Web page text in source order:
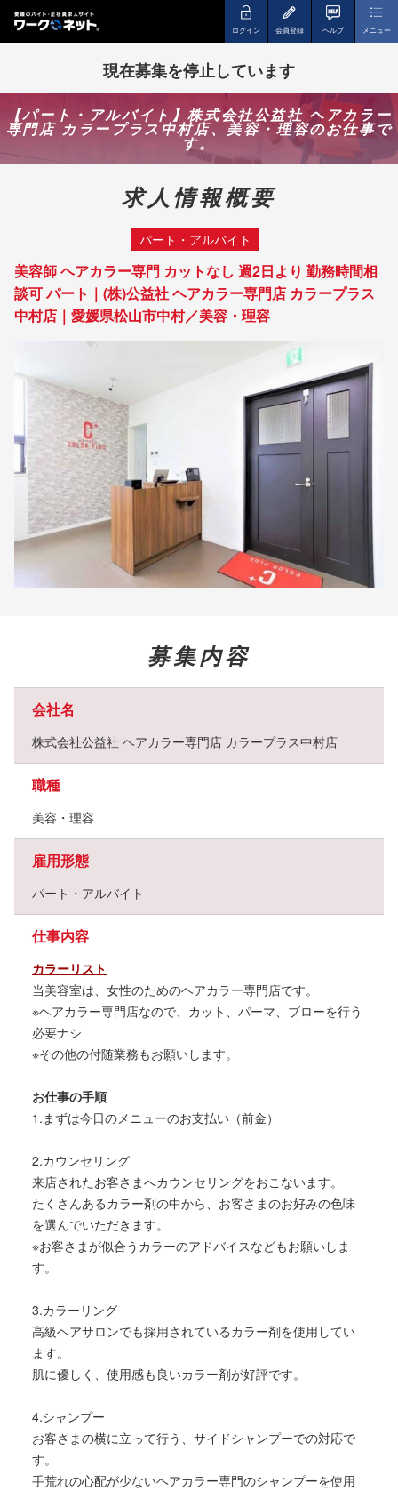
ログイン 会員登録 ヘルプ メニュー
現在募集を停止しています
【パート・アルバイト】株式会社公益社 ヘアカラー
専門店 カラープラス中村店、美容・理容のお仕事で
す。
求人情報概要
パート・アルバイト
美容師 ヘアカラー専門 カットなし 週2日より 勤務時間相
談可 パート｜(株)公益社 ヘアカラー専門店 カラープラス
中村店｜愛媛県松山市中村／美容・理容
募集内容
会社名
株式会社公益社 ヘアカラー専門店 カラープラス中村店
職種
美容・理容
雇用形態
パート・アルバイト
仕事内容
カラーリスト
当美容室は、女性のためのヘアカラー専門店です。
※ヘアカラー専門店なので、カット、パーマ、ブローを行う
必要ナシ
※その他の付随業務もお願いします。
お仕事の手順
1.まずは今日のメニューのお支払い（前金）
2.カウンセリング
来店されたお客さまへカウンセリングをおこないます。
たくさんあるカラー剤の中から、お客さまのお好みの色味
を選んでいただきます。
※お客さまが似合うカラーのアドバイスなどもお願いしま
す。
3.カラーリング
高級ヘアサロンでも採用されているカラー剤を使用してい
ます。
肌に優しく、使用感も良いカラー剤が好評です。
4.シャンプー
お客さまの横に立って行う、サイドシャンプーでの対応で
す。
手荒れの心配が少ないヘアカラー専門のシャンプーを使用